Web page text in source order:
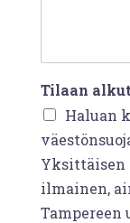
Tilaan
Haluan
Yksittäisen
ilmainen,